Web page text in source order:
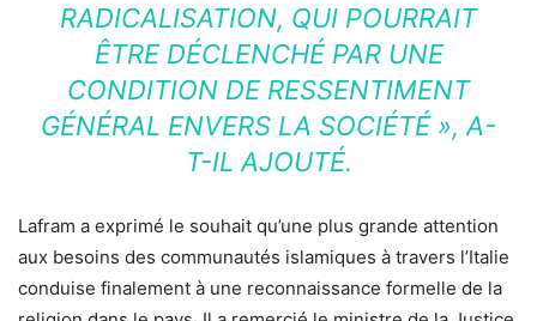
RADICALISATION, QUI POURRAIT
ÊTRE DÉCLENCHÉ PAR UNE
CONDITION DE RESSENTIMENT
GÉNÉRAL ENVERS LA SOCIÉTÉ », A-
T-IL AJOUTÉ.
Lafram a exprimé le souhait qu’une plus grande attention
aux besoins des communautés islamiques à travers l’Italie
conduise finalement à une reconnaissance formelle de la